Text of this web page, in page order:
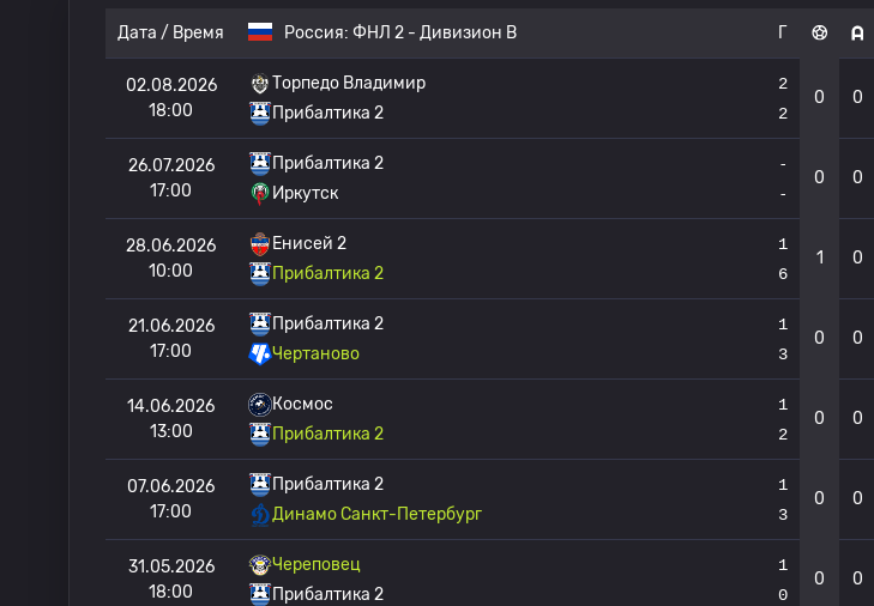
Дата / Время Россия: ФНЛ 2 - Дивизион B Г
02.08.2026
18:00
Торпедо Владимир
Прибалтика 2
2
2
0 0
26.07.2026
17:00
Прибалтика 2
Иркутск
-
-
0 0
28.06.2026
10:00
Енисей 2
Прибалтика 2
1
6
1 0
21.06.2026
17:00
Прибалтика 2
Чертаново
1
3
0 0
14.06.2026
13:00
Космос
Прибалтика 2
1
2
0 0
07.06.2026
17:00
Прибалтика 2
Динамо Санкт-Петербург
1
3
0 0
31.05.2026
18:00
Череповец
Прибалтика 2
1
0
0 0